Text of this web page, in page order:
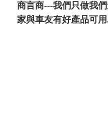
商言商---我們只做我
家與車友有好產品可